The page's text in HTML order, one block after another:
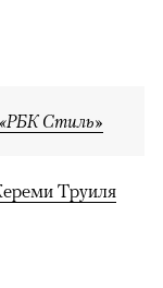
Стиль»
Труиля